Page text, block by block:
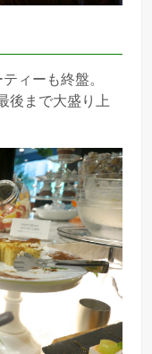
ィーも終盤。
後まで大盛り上